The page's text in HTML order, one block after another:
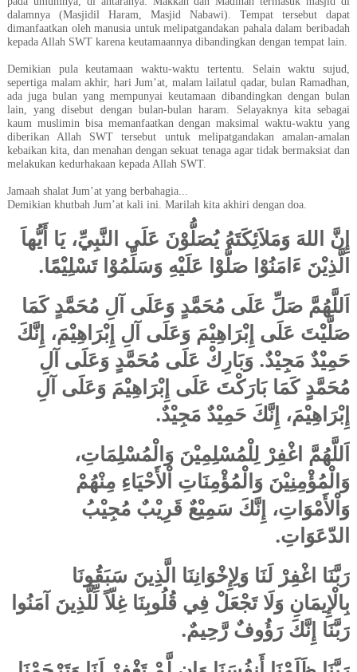
dalamnya (Masjidil Haram, Masjid Nabawi). Tempat tersebut dapat
dimanfaatkan oleh manusia untuk melipatgandakan pahala dalam beribadah
kepada Allah SWT karena keutamaannya dibandingkan dengan tempat lain.
Demikian pula keutamaan waktu-waktu tertentu. Selain waktu sujud,
sepertiga malam akhir, hari Jum’at, malam lailatul qadar, bulan Ramadhan,
ada juga bulan yang mempunyai keutamaan dibandingkan dengan bulan
lain, yang disebut dengan bulan-bulan haram. Selayaknya kita sebagai
kaum muslimin bisa memanfaatkan dengan maksimal waktu-waktu yang
diberikan Allah SWT tersebut untuk melipatgandakan amalan-amalan
kebaikan kita, dan menahan dengan sekuat tenaga agar tidak bermaksiat dan
melakukan kedurhakaan kepada Allah SWT.
Jamaah shalat Jum’at yang berbahagia...
Demikian khutbah Jum’at kali ini. Marilah kita akhiri dengan doa.
إِنَّ اللهَ وَمَلاَئِكَتَهُ يُصَلُّوْنَ عَلَى النَّبِيِّ، يَا أَيُّهاَ
الَّذِيْنَ ءَامَنُوْا صَلُّوْا عَلَيْهِ وَسَلِّمُوْا تَسْلِيْمًا.
اَللَّهُمَّ صَلِّ عَلَى مُحَمَّدٍ وَعَلَى آلِ مُحَمَّدٍ كَمَا
صَلَّيْتَ عَلَى إِبْرَاهِيْمَ وَعَلَى آلِ إِبْرَاهِيْمَ، إِنَّكَ
حَمِيْدٌ مَجِيْدٌ. وَبَارِكْ عَلَى مُحَمَّدٍ وَعَلَى آلِ
مُحَمَّدٍ كَمَا بَارَكْتَ عَلَى إِبْرَاهِيْمَ وَعَلَى آلِ
إِبْرَاهِيْمَ، إِنَّكَ حَمِيْدٌ مَجِيْدٌ.
اَللَّهُمَّ اغْفِرْ لِلْمُسْلِمِيْنَ وَالْمُسْلِمَاتِ،
وَالْمُؤْمِنِيْنَ وَالْمُؤْمِنَاتِ اْلأَحْيَاءِ مِنْهُمْ
وَاْلأَمْوَاتِ، إِنَّكَ سَمِيْعٌ قَرِيْبٌ مُجِيْبُ
الدّعَوَاتِ.
رَبَّنَا اغْفِرْ لَنَا وَلِإِخْوَانِنَا الَّذِينَ سَبَقُونَا
بِالْإِيمَانِ وَلَا تَجْعَلْ فِي قُلُوبِنَا غِلّاً لِّلَّذِينَ آمَنُوا
رَبَّنَا إِنَّكَ رَؤُوفٌ رَّحِيمٌ.